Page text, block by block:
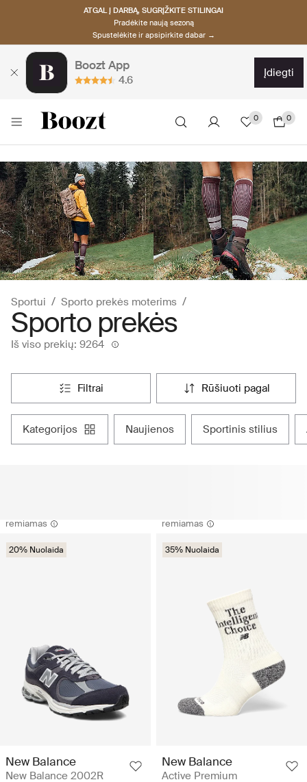
ATGAL Į DARBĄ, SUGRĮŽKITE STILINGAI
Pradėkite naują sezoną
Spustelėkite ir apsipirkite dabar →
Boozt App
4.6
įdiegti
0 0
Sportui Sporto prekės moterims
Sporto prekės
Iš viso prekių: 9264
filtrai rūšiuoti pagal
kategorijos naujienos sportinis stilius
remiamas
20% Nuolaida
New Balance
New Balance 2002R
remiamas
35% Nuolaida
New Balance
Active Premium